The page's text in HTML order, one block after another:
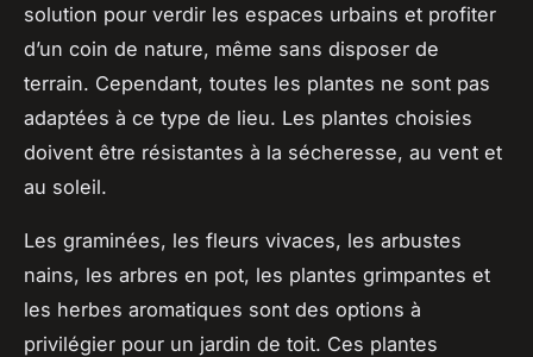
solution pour verdir les espaces urbains et profiter
d’un coin de nature, même sans disposer de
terrain. Cependant, toutes les plantes ne sont pas
adaptées à ce type de lieu. Les plantes choisies
doivent être résistantes à la sécheresse, au vent et
au soleil.
Les graminées, les fleurs vivaces, les arbustes
nains, les arbres en pot, les plantes grimpantes et
les herbes aromatiques sont des options à
privilégier pour un jardin de toit. Ces plantes